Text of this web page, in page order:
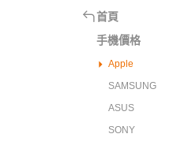
首頁
手機價格
Apple
SAMSUNG
ASUS
SONY